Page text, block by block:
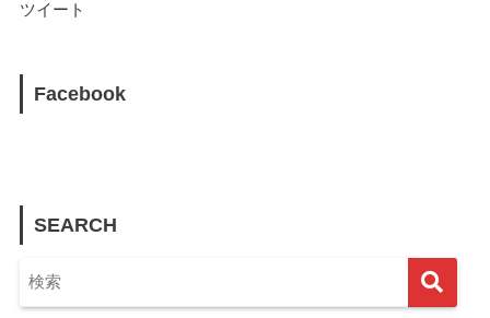
ツイート
Facebook
SEARCH